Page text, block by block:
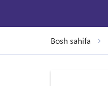
Bosh sahifa